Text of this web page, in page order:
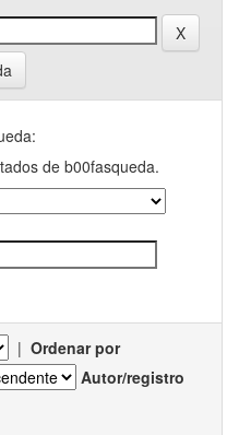
de b00fasqueda.
| Ordenar por
Autor/registro